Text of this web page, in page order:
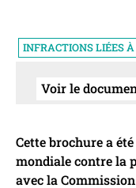
INFRACTIONS LIÉES
Voir le
Cette brochure a
mondiale contre la
avec la